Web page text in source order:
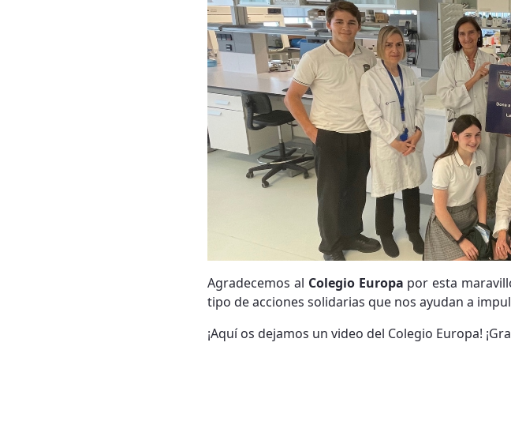
Agradecemos al Colegio Europa por esta
tipo de acciones solidarias que nos ayudan a
¡Aquí os dejamos un video del Colegio Europa!